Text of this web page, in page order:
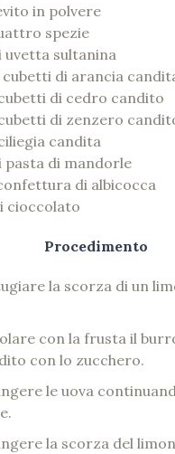
in polvere
spezie
uvetta sultanina
cubetti di arancia
di cedro candito
di zenzero
candita
pasta di mandorle
di albicocca
cioccolato
Procedimento
la scorza di un
con la frusta il
con lo zucchero.
le uova
la scorza del